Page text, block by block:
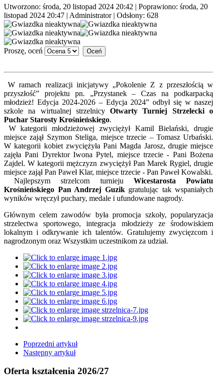
Utworzono: środa, 20 listopad 2024 20:42 | Poprawiono: środa, 20
listopad 2024 20:47 | Administrator| Odsłony: 628
Proszę, oceń
W ramach realizacji inicjatywy „Pokolenie Z z przeszłością w
przyszłość” projektu pn. „Przystanek – Czas na podkarpacką
młodzież! Edycja 2024-2026 – Edycja 2024” odbył się w naszej
szkole na wirtualnej strzelnicyOtwarty Turniej Strzelecki o
Puchar Starosty Krośnieńskiego.
W kategorii młodzieżowej zwyciężył Kamil Bielański, drugie
miejsce zajął Szymon Steliga, miejsce trzecie – Tomasz Urbański.
W kategorii kobiet zwyciężyła Pani Magda Jarosz, drugie miejsce
zajęła Pani Dyrektor Iwona Pytel, miejsce trzecie - Pani Bożena
Zajdel. W kategorii mężczyzn zwyciężył Pan Marek Rygiel, drugie
miejsce zajął Pan Paweł Klar, miejsce trzecie - Pan Paweł Kowalski.
Najlepszym strzelcom turnieju Wicestarosta Powiatu
Krośnieńskiego Pan Andrzej Guzikgratulując tak wspaniałych
wyników wręczył puchary, medale i ufundowane nagrody.
Głównym celem zawodów była promocja szkoły, popularyzacja
strzelectwa sportowego, integracja młodzieży ze środowiskiem
lokalnym i odkrywanie ich talentów. Gratulujemy zwycięzcom i
nagrodzonym oraz Wszystkim uczestnikom za udział.
Poprzedni artykuł
Następny artykuł
Oferta kształcenia 2026/27